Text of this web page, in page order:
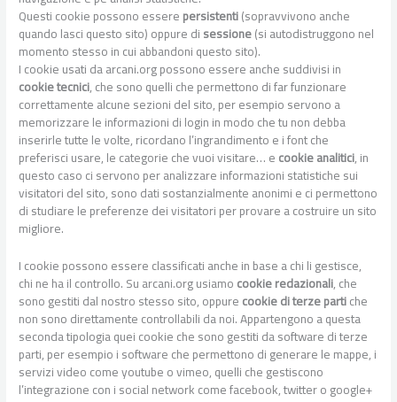
Questi cookie possono esserepersistenti(sopravvivono anche
quando lasci questo sito) oppure disessione(si autodistruggono nel
momento stesso in cui abbandoni questo sito).
I cookie usati da arcani.org possono essere anche suddivisi in
cookie tecnici, che sono quelli che permettono di far funzionare
correttamente alcune sezioni del sito, per esempio servono a
memorizzare le informazioni di login in modo che tu non debba
inserirle tutte le volte, ricordano l’ingrandimento e i font che
preferisci usare, le categorie che vuoi visitare… ecookie analitici, in
questo caso ci servono per analizzare informazioni statistiche sui
visitatori del sito, sono dati sostanzialmente anonimi e ci permettono
di studiare le preferenze dei visitatori per provare a costruire un sito
migliore.
I cookie possono essere classificati anche in base a chi li gestisce,
chi ne ha il controllo. Su arcani.org usiamocookie redazionali, che
sono gestiti dal nostro stesso sito, oppurecookie di terze partiche
non sono direttamente controllabili da noi. Appartengono a questa
seconda tipologia quei cookie che sono gestiti da software di terze
parti, per esempio i software che permettono di generare le mappe, i
servizi video come youtube o vimeo, quelli che gestiscono
l’integrazione con i social network come facebook, twitter o google+